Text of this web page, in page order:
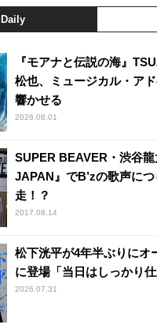
Daily
『モアナと伝説の海』
松也、ミュージカル・ア
響かせる
2026.08.01
SUPER BEAVER・渋谷
JAPAN』でB’zの歌声に
走！？
2017.08.14
松下洸平が4年半ぶりにオ
に登場「当日はしっかり仕
2026.07.31